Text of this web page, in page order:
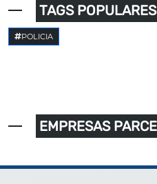
TAGS POPULARES
POLICIA
EMPRESAS